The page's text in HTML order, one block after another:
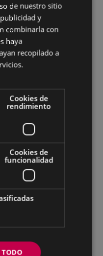
de sus
el mes de
de nuestro sitio
y
combinarla con
haya
recopilado a
Cookies de
rendimiento
Cookies de
funcionalidad
TODO